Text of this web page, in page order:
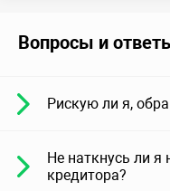
Вопросы и
Рискую ли я,
Не наткнусь ли я
кредитора?